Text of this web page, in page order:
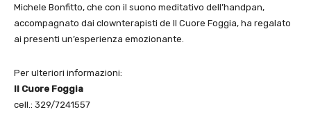
Michele Bonfitto, che con il suono meditativo dell’handpan,
accompagnato dai clownterapisti de Il Cuore Foggia, ha regalato
ai presenti un’esperienza emozionante.
Per ulteriori informazioni:
Il Cuore Foggia
cell.: 329/7241557